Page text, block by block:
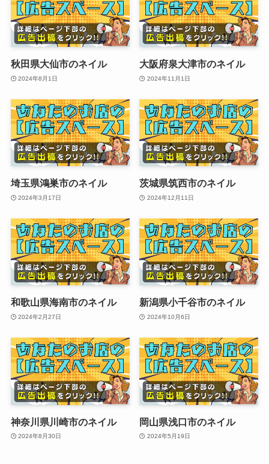
秋田県大仙市のネイル
2024年8月1日
大阪府泉大津市のネイル
2024年11月1日
埼玉県鴻巣市のネイル
2024年3月17日
茨城県筑西市のネイル
2024年12月11日
和歌山県海南市のネイル
2024年2月27日
新潟県小千谷市のネイル
2024年10月6日
神奈川県川崎市のネイル
2024年8月30日
岡山県浅口市のネイル
2024年5月19日